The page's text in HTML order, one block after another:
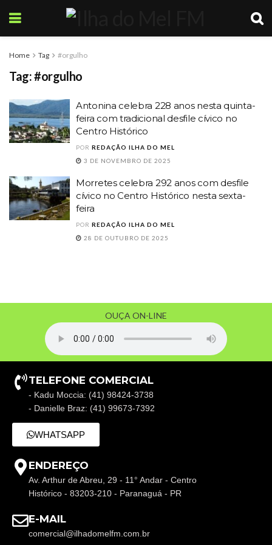
Home Tag #orgulho
Tag:#orgulho
Antonina celebra 228 anos nesta quinta-
feira com tradicional desfile cívico no
Centro Histórico
POR REDAÇÃO ILHA DO MEL
3 DE NOVEMBRO DE 2025
Morretes celebra 292 anos com desfile
cívico no Centro Histórico nesta sexta-
feira
POR REDAÇÃO ILHA DO MEL
28 DE OUTUBRO DE 2025
OUÇA ON-LINE
TELEFONE COMERCIAL
- Kadu Moccia: (41) 98424-3738
- Danielle Braz: (41) 99673-7392
WHATSAPP
ENDEREÇO
Av. Arthur de Abreu, 29 - 11° Andar - Centro
Histórico - 83203-210 - Paranaguá - PR
E-MAIL
comercial@ilhadomelfm.com.br